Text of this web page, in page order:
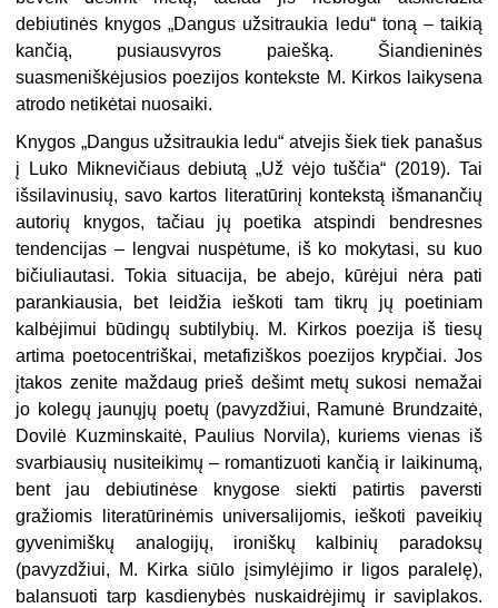
debiutinės knygos „Dangus užsitraukia ledu“ toną – taikią
kančią, pusiausvyros paiešką. Šiandieninės
suasmeniškėjusios poezijos kontekste M. Kirkos laikysena
atrodo netikėtai nuosaiki.
Knygos „Dangus užsitraukia ledu“ atvejis šiek tiek panašus
į Luko Miknevičiaus debiutą „Už vėjo tuščia“ (2019). Tai
išsilavinusių, savo kartos literatūrinį kontekstą išmanančių
autorių knygos, tačiau jų poetika atspindi bendresnes
tendencijas – lengvai nuspėtume, iš ko mokytasi, su kuo
bičiuliautasi. Tokia situacija, be abejo, kūrėjui nėra pati
parankiausia, bet leidžia ieškoti tam tikrų jų poetiniam
kalbėjimui būdingų subtilybių. M. Kirkos poezija iš tiesų
artima poetocentriškai, metafiziškos poezijos krypčiai. Jos
įtakos zenite maždaug prieš dešimt metų sukosi nemažai
jo kolegų jaunųjų poetų (pavyzdžiui, Ramunė Brundzaitė,
Dovilė Kuzminskaitė, Paulius Norvila), kuriems vienas iš
svarbiausių nusiteikimų – romantizuoti kančią ir laikinumą,
bent jau debiutinėse knygose siekti patirtis paversti
gražiomis literatūrinėmis universalijomis, ieškoti paveikių
gyvenimiškų analogijų, ironiškų kalbinių paradoksų
(pavyzdžiui, M. Kirka siūlo įsimylėjimo ir ligos paralelę),
balansuoti tarp kasdienybės nuskaidrėjimų ir saviplakos.